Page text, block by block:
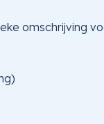
omschrijving